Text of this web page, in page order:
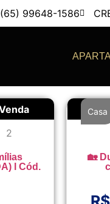
(65) 99648-1586
2
l Cód.
Casa
🏡